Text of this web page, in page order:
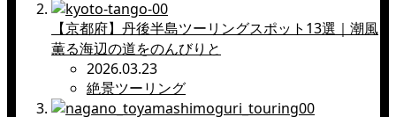
【京都府】丹後半島ツーリングスポット13選｜潮風
薫る海辺の道をのんびりと
2026.03.23
絶景ツーリング